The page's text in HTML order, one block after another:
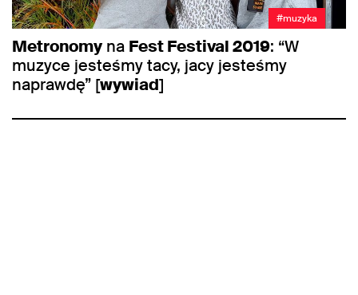
#muzyka
Metronomy na Fest Festival 2019: “W
muzyce jesteśmy tacy, jacy jesteśmy
naprawdę” [wywiad]